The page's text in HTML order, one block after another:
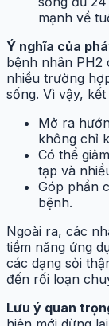
mạnh về
Ý nghĩa của
bệnh nhân PH2
nhiều trường
sống. Vì vậy,
Mở ra
không chỉ
Có thể
tạp và
Góp phần
bệnh.
Ngoài ra, các
tiềm năng ứng
các dạng sỏi
đến rối loạn
Lưu ý quan